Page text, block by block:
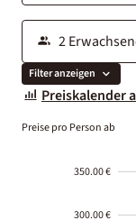
Filter anzeigen
Preiskalender
Preise pro Person ab
350.00 €
300.00 €